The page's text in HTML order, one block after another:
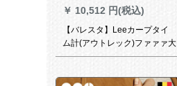
★★32 - 16 - 608
￥ 10,512 円(税込)
【バレスタ】Leeカープタイ
ム計(アウトレック)ファァァ大
理石ピューリング腕時計1314